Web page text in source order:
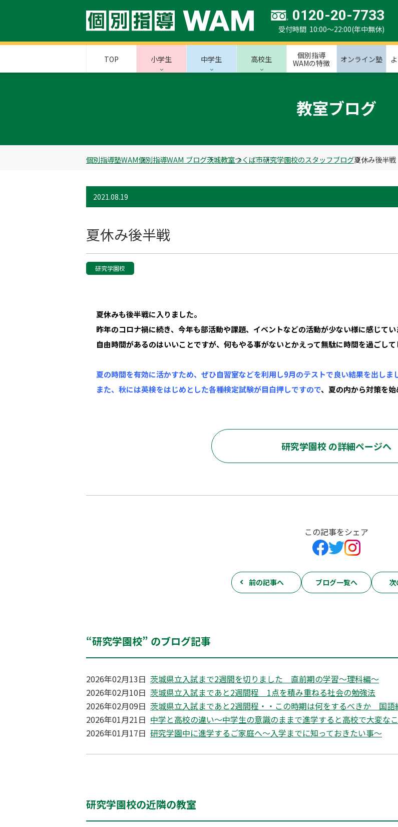
0120-20-7733
受付時間 10:00～22:00(年中無休)
TOP 小学生 中学生 高校生
個別指導
WAMの特徴
オンライン塾
教室ブログ
個別指導塾WAM個別指導WAM ブログ茨城教室つくば市研究学園校のスタッフブログ夏休み後半戦
2021.08.19
夏休み後半戦
研究学園校
夏休みも後半戦に入りました。
昨年のコロナ禍に続き、今年も部活動や課題、イベントなどの活動が少ない様に感じてい
自由時間があるのはいいことですが、何もやる事がないとかえって無駄に時間を過ごして
夏の時間を有効に活かすため、ぜひ自習室などを利用し9月のテストで良い結果を出しま
また、秋には英検をはじめとした各種検定試験が目白押しですので、夏の内から対策を
研究学園校 の詳細ページへ
この記事をシェア
前の記事へ ブログ一覧へ
“研究学園校” のブログ記事
2026年02月13日 茨城県立入試まで2週間を切りました 直前期の学習～理科編〜
2026年02月10日 茨城県立入試まであと2週間程 1点を積み重ねる社会の勉強法
2026年02月09日 茨城県立入試まであと2週間程・・この時期は何をするべきか 国語
2026年01月21日 中学と高校の違い～中学生の意識のままで進学すると高校で大変な
2026年01月17日 研究学園中に進学するご家庭へ～入学までに知っておきたい事～
研究学園校の近隣の教室